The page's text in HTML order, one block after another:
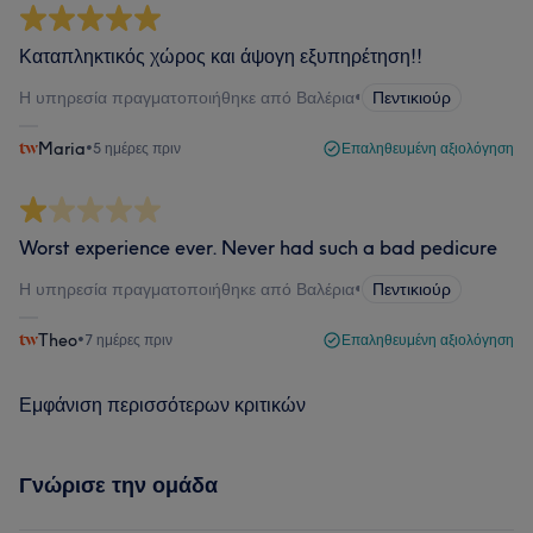
Καταπληκτικός χώρος και άψογη εξυπηρέτηση!!
Η υπηρεσία πραγματοποιήθηκε από Βαλέρια• Πεντικιούρ
Maria•5 ημέρες πριν Επαληθευμένη αξιολόγηση
Worst experience ever. Never had such a bad pedicure
Η υπηρεσία πραγματοποιήθηκε από Βαλέρια• Πεντικιούρ
Theo•7 ημέρες πριν Επαληθευμένη αξιολόγηση
Εμφάνιση περισσότερων κριτικών
Γνώρισε την ομάδα